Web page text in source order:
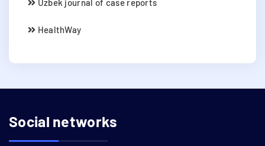
Uzbek journal of case reports
HealthWay
Social networks